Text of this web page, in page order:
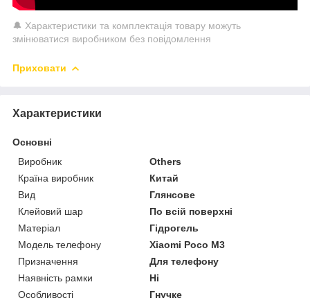
🔔 Характеристики та комплектація товару можуть
змінюватися виробником без повідомлення
Приховати
Характеристики
Основні
Виробник
Others
Країна виробник
Китай
Вид
Глянсове
Клейовий шар
По всій поверхні
Матеріал
Гідрогель
Модель телефону
Xiaomi Poco M3
Призначення
Для телефону
Наявність рамки
Ні
Особливості
Гнучке